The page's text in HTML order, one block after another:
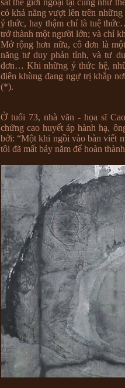
sát thế giới ngoại tại cũng như
có khả năng vượt lên trên
ý thức, hay thậm chí là tuệ
trở thành một người lớn; và chỉ
Mở rộng hơn nữa, cô đơn là
năng tư duy phản tỉnh, và tư
đơn… Khi những ý thức hệ,
điên khùng đang ngự trị khắp
(*).
Ở tuổi 73, nhà văn - họa sĩ
chứng cao huyết áp hành hạ,
bởi: “Một khi ngồi vào bàn viết
tôi đã mất bảy năm để hoàn